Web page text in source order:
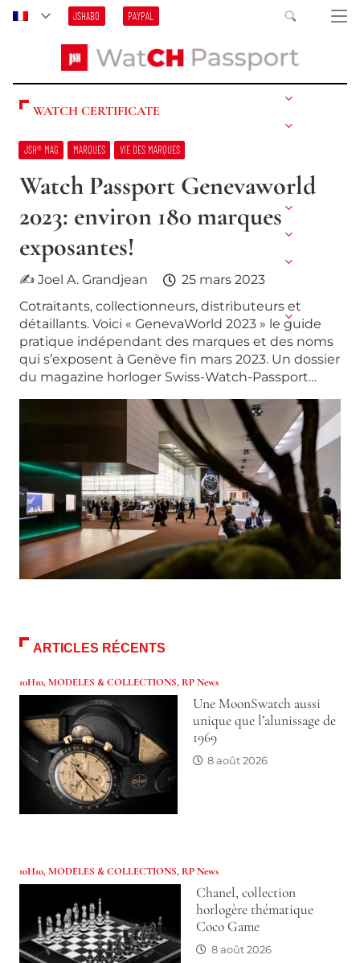
JSHABO PAYPAL
WATCH CERTIFICATE
JSH® MAG MARQUES VIE DES MARQUES
Watch Passport Genevaworld
2023: environ 180 marques
exposantes!
✍ Joel A. Grandjean
25 mars 2023
Cotraitants, collectionneurs, distributeurs et
détaillants. Voici « GenevaWorld 2023 » le guide
pratique indépendant des marques et des noms
qui s’exposent à Genève fin mars 2023. Un dossier
du magazine horloger Swiss-Watch-Passport…
ARTICLES RÉCENTS
10H10,MODELES & COLLECTIONS, RP News
Une MoonSwatch aussi
unique que l’alunissage de
1969
8 août 2026
10H10,MODELES & COLLECTIONS, RP News
Chanel, collection
horlogère thématique
Coco Game
8 août 2026